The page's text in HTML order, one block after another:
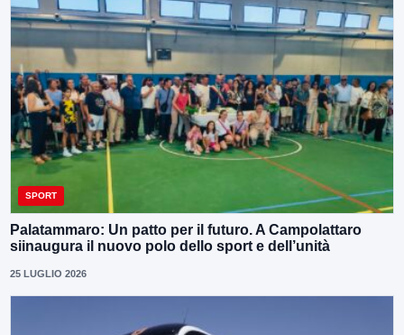
SPORT
Palatammaro: Un patto per il futuro. A Campolattaro
siinaugura il nuovo polo dello sport e dell’unità
25 LUGLIO 2026